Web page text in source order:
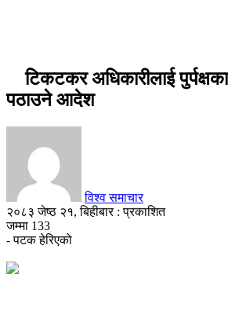
टिकटकर अधिकारीलाई
पठाउने आदेश
विश्व समाचार
२०८३ जेष्ठ २१, बिहीबार : प्रकाशित
जम्मा 133
- पटक हेरिएको